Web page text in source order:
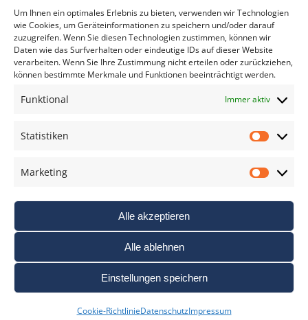
Um Ihnen ein optimales Erlebnis zu bieten, verwenden wir Technologien
wie Cookies, um Geräteinformationen zu speichern und/oder darauf
zuzugreifen. Wenn Sie diesen Technologien zustimmen, können wir
Daten wie das Surfverhalten oder eindeutige IDs auf dieser Website
verarbeiten. Wenn Sie Ihre Zustimmung nicht erteilen oder zurückziehen,
können bestimmte Merkmale und Funktionen beeinträchtigt werden.
Funktional Immer aktiv
Statistiken
Marketing
Alle akzeptieren
Alle ablehnen
Einstellungen speichern
Cookie-RichtlinieDatenschutzImpressum
*
Haftungsausschluss
Cookie-Richtlinie (EU)